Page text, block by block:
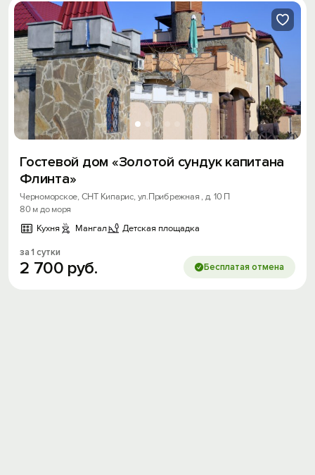
Гостевой дом «Золотой сундук капитана
Флинта»
Черноморское, СНТ Кипарис, ул.Прибрежная , д. 10 П
80 м до моря
Кухня
Мангал Детская площадка
за 1 сутки
2 700 руб. Бесплатая отмена